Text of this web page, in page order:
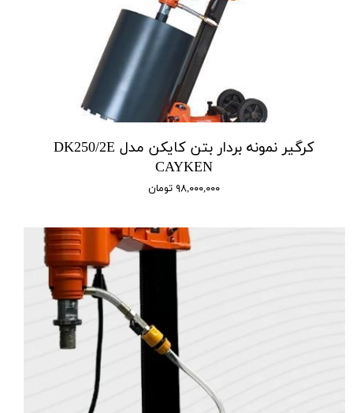
کرگیر نمونه بردار بتن کایکن مدل DK250/2E
CAYKEN
۹۸,۰۰۰,۰۰۰ تومان